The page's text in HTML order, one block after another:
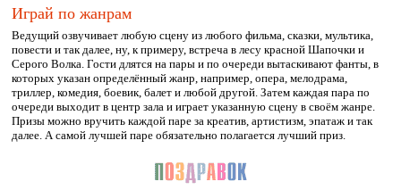
Играй по жанрам
Ведущий озвучивает любую сцену из любого фильма, сказки, мультика,
повести и так далее, ну, к примеру, встреча в лесу красной Шапочки и
Серого Волка. Гости длятся на пары и по очереди вытаскивают фанты, в
которых указан определённый жанр, например, опера, мелодрама,
триллер, комедия, боевик, балет и любой другой. Затем каждая пара по
очереди выходит в центр зала и играет указанную сцену в своём жанре.
Призы можно вручить каждой паре за креатив, артистизм, эпатаж и так
далее. А самой лучшей паре обязательно полагается лучший приз.